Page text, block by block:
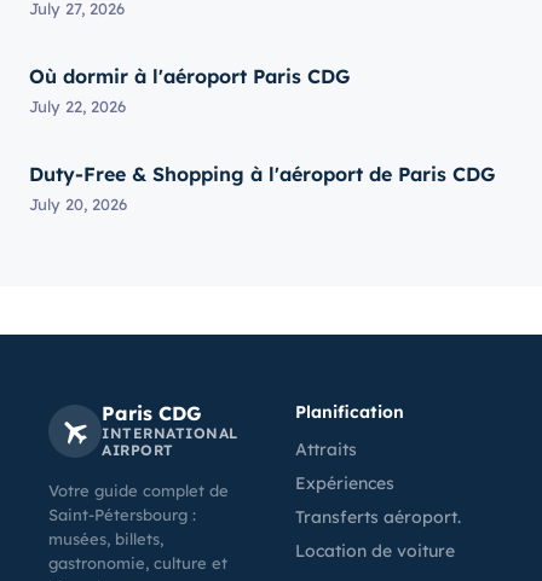
July 27, 2026
Où dormir à l'aéroport Paris CDG
July 22, 2026
Duty-Free & Shopping à l'aéroport de Paris CDG
July 20, 2026
Paris CDG
INTERNATIONAL
AIRPORT
Votre guide complet de
Saint-Pétersbourg :
musées, billets,
gastronomie, culture et
Planification
Attraits
Expériences
Transferts aéroport.
Location de voiture